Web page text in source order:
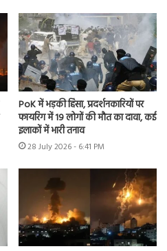
PoK में भड़की हिंसा, प्रदर्शनकारियों पर
फायरिंग में 19 लोगों की मौत का दावा, कई
इलाकों में भारी तनाव
28 July 2026 - 6:41 PM